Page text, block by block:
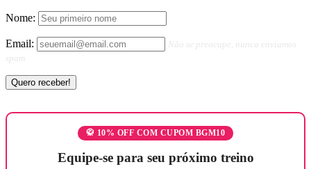
Nome:
Email:
Não se preocupe, nunca enviamos
spam
🥋 10% OFF COM CUPOM BGM10
Equipe-se para seu próximo treino